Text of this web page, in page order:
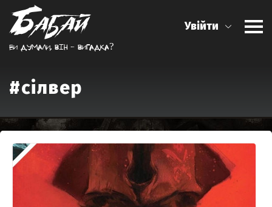
Ви думали, вiн - вигадка?
Увійти
#сілвер